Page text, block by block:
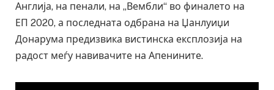
Англија, на пенали, на „Вембли“ во финалето на
ЕП 2020, а последната одбрана на Џанлуиџи
Донарума предизвика вистинска експлозија на
радост меѓу навивачите на Апенините.